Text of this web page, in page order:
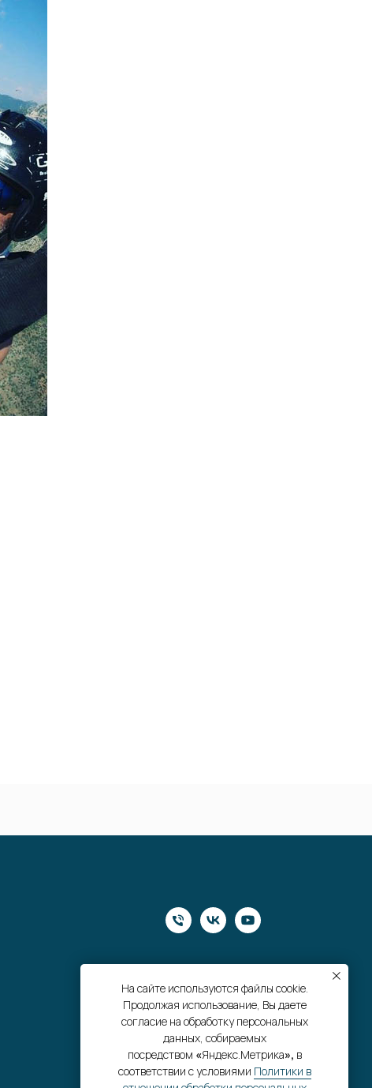
На сайте используются файлы cookie.
Продолжая использование, Вы даете
согласие на обработку персональных
данных, собираемых
посредством «Яндекс.Метрика», в
соответствии с условиями Политики в